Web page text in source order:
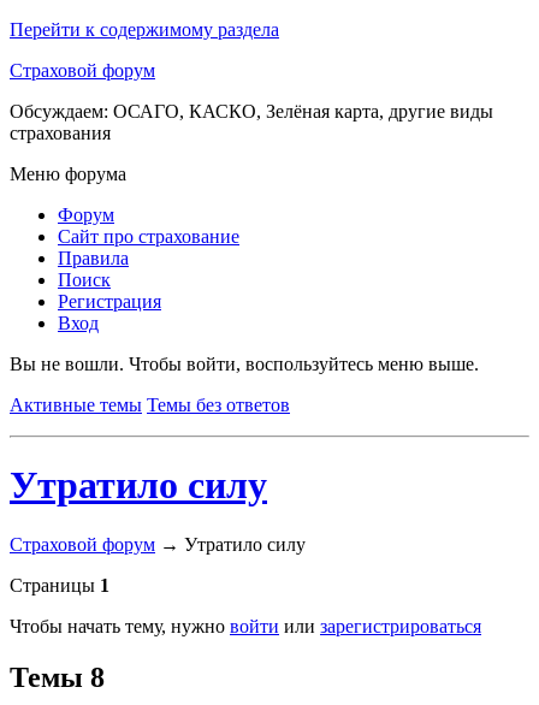
Перейти к содержимому раздела
Страховой форум
Обсуждаем: ОСАГО, КАСКО, Зелёная карта, другие виды
страхования
Меню форума
Форум
Сайт про страхование
Правила
Поиск
Регистрация
Вход
Вы не вошли. Чтобы войти, воспользуйтесь меню выше.
Активные темы Темы без ответов
Утратило силу
Страховой форум → Утратило силу
Страницы 1
Чтобы начать тему, нужно войти или зарегистрироваться
Темы 8